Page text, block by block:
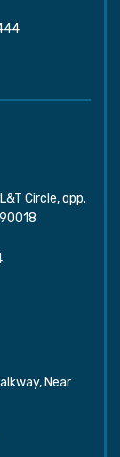
Circle, opp.
Near